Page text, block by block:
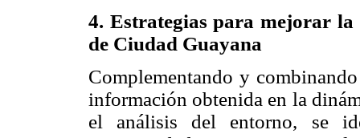
4. Estrategias para mejorar
de Ciudad Guayana
Complementando y
información obtenida en la
el análisis del entorno, se